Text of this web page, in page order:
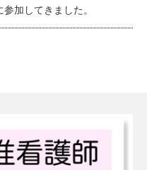
加してきました。